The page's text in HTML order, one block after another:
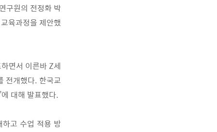
구원의 전정화 박
육과정을 제안했
면서 이른바Z세
전개했다. 한국교
’에 대해 발표했다.
고 수업 적용 방